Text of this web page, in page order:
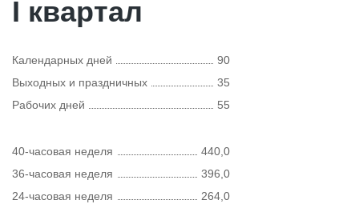
I квартал
Календарных дней
90
Выходных и праздничных
35
Рабочих дней
55
40-часовая неделя
440,0
36-часовая неделя
396,0
24-часовая неделя
264,0